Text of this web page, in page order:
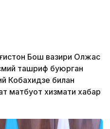
Бош вазири Олжас
ташриф буюрган
Кобахидзе билан
матбуот хизмати хабар